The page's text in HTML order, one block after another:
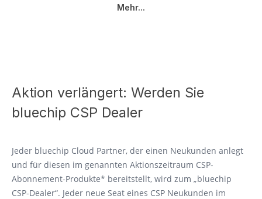
Mehr...
Aktion verlängert: Werden Sie
bluechip CSP Dealer
Jeder bluechip Cloud Partner, der einen Neukunden anlegt
und für diesen im genannten Aktionszeitraum CSP-
Abonnement-Produkte* bereitstellt, wird zum „bluechip
CSP-Dealer“. Jeder neue Seat eines CSP Neukunden im